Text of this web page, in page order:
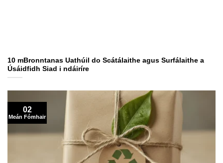
10 mBronntanas Uathúil do Scátálaithe agus Surfálaithe a
Úsáidfidh Siad i ndáiríre
02
Meán Fómhair